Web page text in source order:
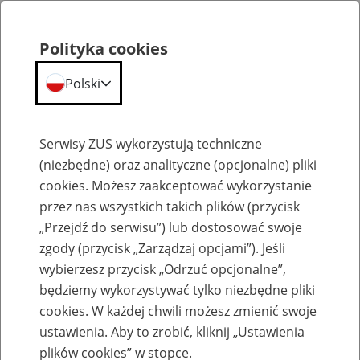
Emerytury
Baza zlikwidowanych lub
przekształconych zakładów pracy
Polityka cookies
Polski
Serwisy ZUS wykorzystują techniczne
(niezbędne) oraz analityczne (opcjonalne) pliki
cookies. Możesz zaakceptować wykorzystanie
przez nas wszystkich takich plików (przycisk
„Przejdź do serwisu”) lub dostosować swoje
zgody (przycisk „Zarządzaj opcjami”). Jeśli
wybierzesz przycisk „Odrzuć opcjonalne”,
będziemy wykorzystywać tylko niezbędne pliki
cookies. W każdej chwili możesz zmienić swoje
ustawienia. Aby to zrobić, kliknij „Ustawienia
plików cookies” w stopce.